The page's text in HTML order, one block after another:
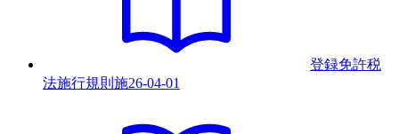
登録免許税
法施行規則 施26-04-01